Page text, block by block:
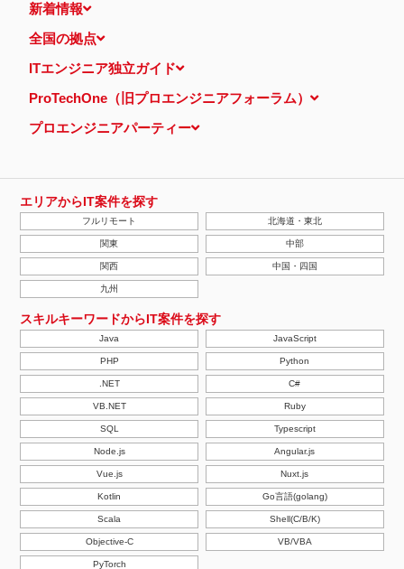
新着情報
全国の拠点
ITエンジニア独立ガイド
ProTechOne（旧プロエンジニアフォーラム）
プロエンジニアパーティー
エリアからIT案件を探す
フルリモート 北海道・東北
関東 中部
関西 中国・四国
九州
スキルキーワードからIT案件を探す
Java JavaScript
PHP Python
.NET C#
VB.NET Ruby
SQL Typescript
Node.js Angular.js
Vue.js Nuxt.js
Kotlin Go言語(golang)
Scala Shell(C/B/K)
Objective-C VB/VBA
PyTorch